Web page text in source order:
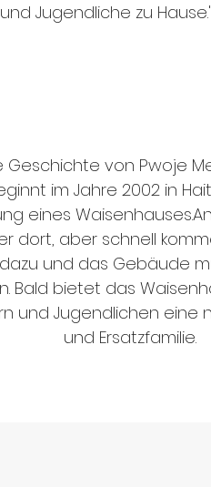
Jugendliche zu Hause."
Geschichte von Pwoje
im Jahre 2002 in
eines
dort, aber schnell
und das Gebäude
Bald bietet das
und Jugendlichen eine
und Ersatzfamilie.